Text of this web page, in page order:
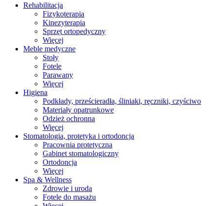
Rehabilitacja
Fizykoterapia
Kinezyterapia
Sprzęt ortopedyczny
Więcej
Meble medyczne
Stoły
Fotele
Parawany
Więcej
Higiena
Podkłady, prześcieradła, śliniaki, ręczniki, czyściwo
Materiały opatrunkowe
Odzież ochronna
Więcej
Stomatologia, protetyka i ortodoncja
Pracownia protetyczna
Gabinet stomatologiczny
Ortodoncja
Więcej
Spa & Wellness
Zdrowie i uroda
Fotele do masażu